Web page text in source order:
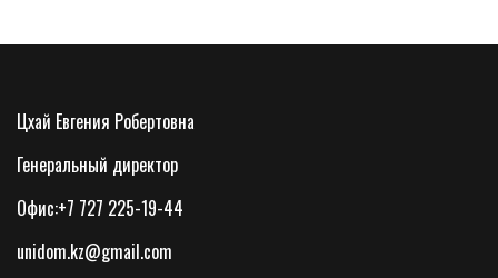
Цхай Евгения Робертовна
Генеральный директор
Офис:+7 727 225-19-44
unidom.kz@gmail.com